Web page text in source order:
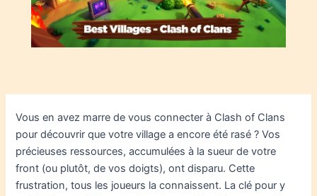
Vous en avez marre de vous connecter à Clash of Clans
pour découvrir que votre village a encore été rasé ? Vos
précieuses ressources, accumulées à la sueur de votre
front (ou plutôt, de vos doigts), ont disparu. Cette
frustration, tous les joueurs la connaissent. La clé pour y